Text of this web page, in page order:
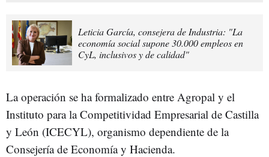
Leticia García, consejera de Industria: "La
economía social supone 30.000 empleos en
CyL, inclusivos y de calidad"
La operación se ha formalizado entre Agropal y el
Instituto para la Competitividad Empresarial de Castilla
y León (ICECYL), organismo dependiente de la
Consejería de Economía y Hacienda.